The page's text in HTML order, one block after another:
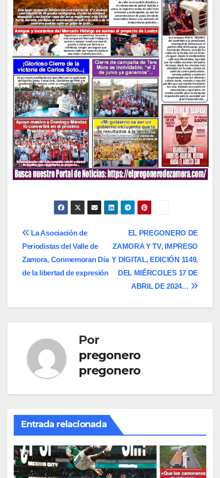
Navegación
de
entradas
EL PREGONERO DE
ZAMORA Y TV, IMPRESO
Y DIGITAL, EDICIÓN 1149,
DEL MIÉRCOLES 17 DE
ABRIL DE 2024…
La Asociación de
Periodistas del Valle de
Zamora, Conmemoran Día
de la libertad de expresión
Por
pregonero
pregonero
Entrada relacionada